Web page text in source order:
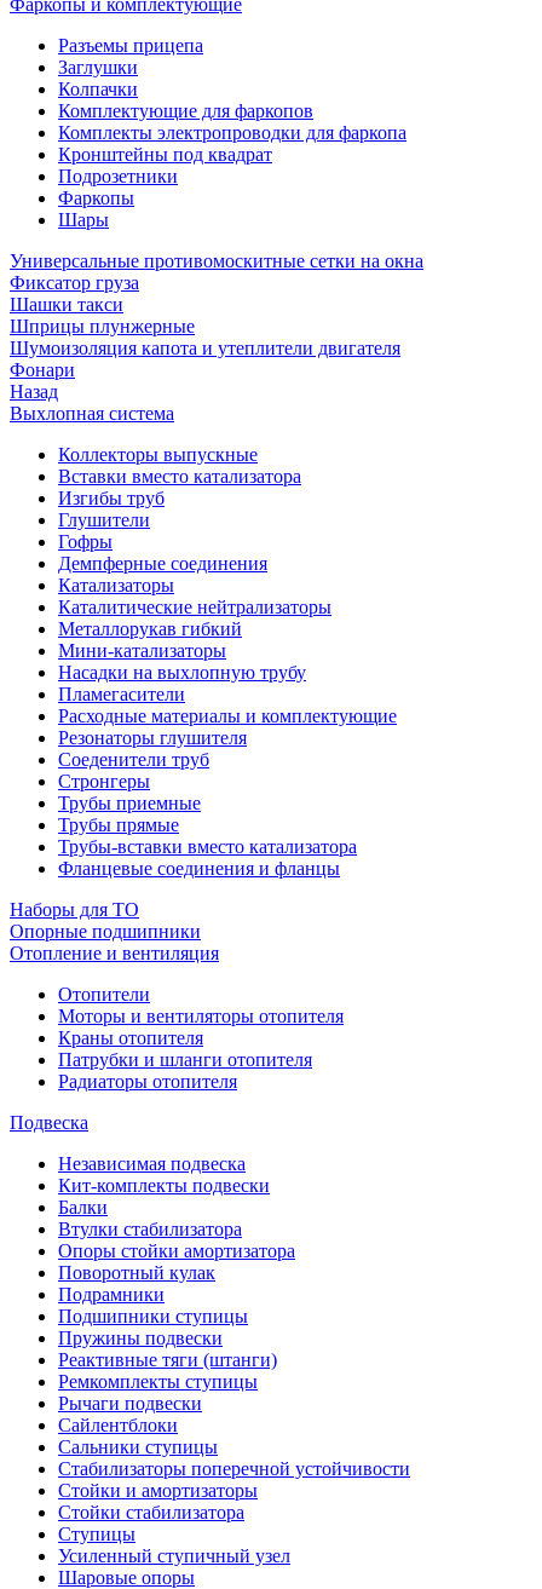
Фаркопы и комплектующие
Разъемы прицепа
Заглушки
Колпачки
Комплектующие для фаркопов
Комплекты электропроводки для фаркопа
Кронштейны под квадрат
Подрозетники
Фаркопы
Шары
Универсальные противомоскитные сетки на окна
Фиксатор груза
Шашки такси
Шприцы плунжерные
Шумоизоляция капота и утеплители двигателя
Фонари
Назад
Выхлопная система
Коллекторы выпускные
Вставки вместо катализатора
Изгибы труб
Глушители
Гофры
Демпферные соединения
Катализаторы
Каталитические нейтрализаторы
Металлорукав гибкий
Мини-катализаторы
Насадки на выхлопную трубу
Пламегасители
Расходные материалы и комплектующие
Резонаторы глушителя
Соеденители труб
Стронгеры
Трубы приемные
Трубы прямые
Трубы-вставки вместо катализатора
Фланцевые соединения и фланцы
Наборы для ТО
Опорные подшипники
Отопление и вентиляция
Отопители
Моторы и вентиляторы отопителя
Краны отопителя
Патрубки и шланги отопителя
Радиаторы отопителя
Подвеска
Независимая подвеска
Кит-комплекты подвески
Балки
Втулки стабилизатора
Опоры стойки амортизатора
Поворотный кулак
Подрамники
Подшипники ступицы
Пружины подвески
Реактивные тяги (штанги)
Ремкомплекты ступицы
Рычаги подвески
Сайлентблоки
Сальники ступицы
Стабилизаторы поперечной устойчивости
Стойки и амортизаторы
Стойки стабилизатора
Ступицы
Усиленный ступичный узел
Шаровые опоры